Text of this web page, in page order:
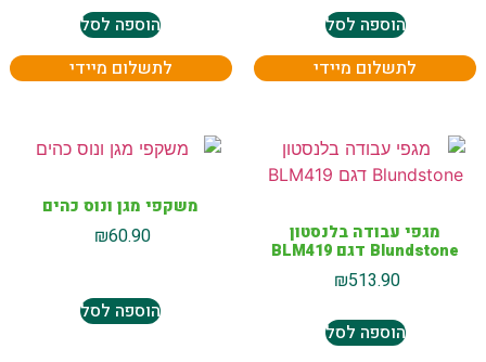
הוספה לסל
לתשלום מיידי
הוספה לסל
לתשלום מיידי
מגפי עבודה בלנסטון
Blundstone דגם BLM419
₪513.90
הוספה לסל
משקפי מגן ונוס כהים
₪60.90
הוספה לסל